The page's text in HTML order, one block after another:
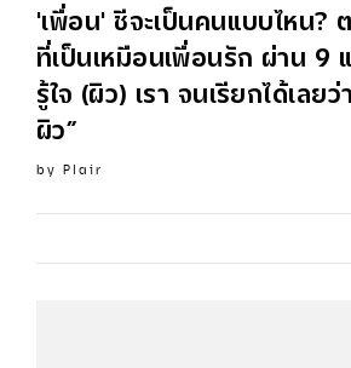
'เพื่อน' ชีจะเป็นคนแบบไหน?
ที่เป็นเหมือนเพื่อนรัก ผ่าน 9
รู้ใจ (ผิว) เรา จนเรียกได้เลย
ผิว”
by Plair